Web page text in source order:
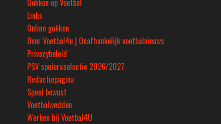
Gokken op Voetbal
Links
Online gokken
Over Voetbal4u | Onafhankelijk voetbalnieuws
Privacybeleid
PSV spelersselectie 2026/2027
Redactiepagina
Speel bewust
Voetbalwedden
Werken bij Voetbal4U